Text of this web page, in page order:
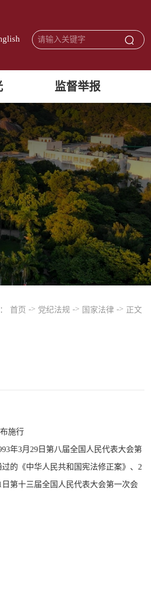
监督举报
首页 -> 党纪法规 -> 国家法律 -> 正文
施行
年3月29日第八届全国人民代表大会第
的《中华人民共和国宪法修正案》、2
第十三届全国人民代表大会第一次会